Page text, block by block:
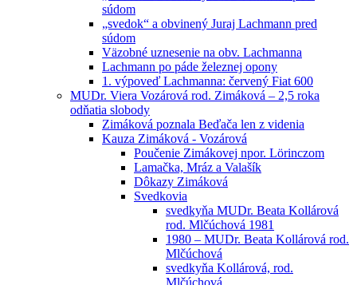
súdom
„svedok“ a obvinený Juraj Lachmann pred
súdom
Väzobné uznesenie na obv. Lachmanna
Lachmann po páde železnej opony
1. výpoveď Lachmanna: červený Fiat 600
MUDr. Viera Vozárová rod. Zimáková – 2,5 roka
odňatia slobody
Zimáková poznala Beďača len z videnia
Kauza Zimáková - Vozárová
Poučenie Zimákovej npor. Lörinczom
Lamačka, Mráz a Valašík
Dôkazy Zimáková
Svedkovia
svedkyňa MUDr. Beata Kollárová
rod. Mlčúchová 1981
1980 – MUDr. Beata Kollárová rod.
Mlčúchová
svedkyňa Kollárová, rod.
Mlčúchová